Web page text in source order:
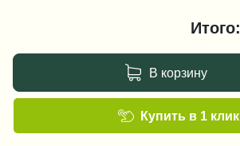
Итого:
В корзину
Купить в 1 клик